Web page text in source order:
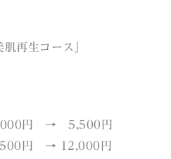
再生コース』
円 → 5,500円
円 → 12,000円